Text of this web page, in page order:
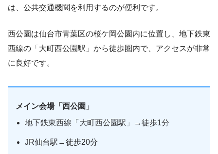
は、公共交通機関を利用するのが便利です。
西公園は仙台市青葉区の桜ケ岡公園内に位置し、​地下鉄東
西線の「大町西公園駅」から徒歩圏内で、​アクセスが非常
に良好です。
メイン会場「西公園」
地下鉄東西線「大町西公園駅」→徒歩1分
JR仙台駅→徒歩20分